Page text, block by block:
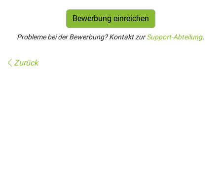
Probleme bei der Bewerbung? Kontakt zurSupport-Abteilung.
Zurück